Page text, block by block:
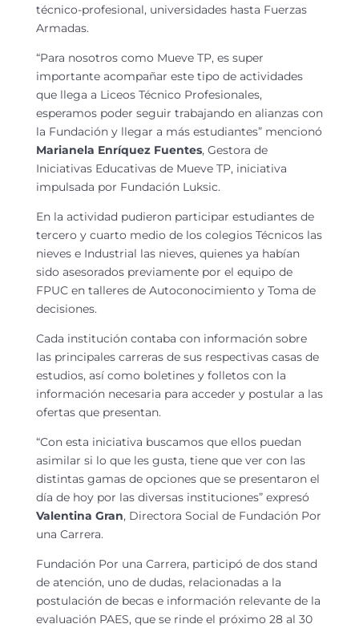
técnico-profesional, universidades hasta Fuerzas
Armadas.
“Para nosotros como Mueve TP, es super
importante acompañar este tipo de actividades
que llega a Liceos Técnico Profesionales,
esperamos poder seguir trabajando en alianzas con
la Fundación y llegar a más estudiantes” mencionó
Marianela Enríquez Fuentes, Gestora de
Iniciativas Educativas de Mueve TP, iniciativa
impulsada por Fundación Luksic.
En la actividad pudieron participar estudiantes de
tercero y cuarto medio de los colegios Técnicos las
nieves e Industrial las nieves, quienes ya habían
sido asesorados previamente por el equipo de
FPUC en talleres de Autoconocimiento y Toma de
decisiones.
Cada institución contaba con información sobre
las principales carreras de sus respectivas casas de
estudios, así como boletines y folletos con la
información necesaria para acceder y postular a las
ofertas que presentan.
“Con esta iniciativa buscamos que ellos puedan
asimilar si lo que les gusta, tiene que ver con las
distintas gamas de opciones que se presentaron el
día de hoy por las diversas instituciones” expresó
Valentina Gran, Directora Social de Fundación Por
una Carrera.
Fundación Por una Carrera, participó de dos stand
de atención, uno de dudas, relacionadas a la
postulación de becas e información relevante de la
evaluación PAES, que se rinde el próximo 28 al 30